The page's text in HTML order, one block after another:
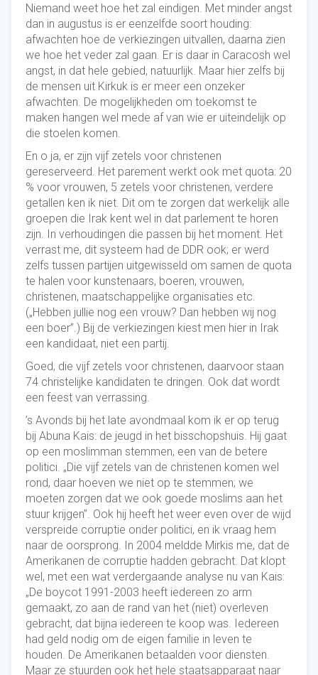
Niemand weet hoe het zal eindigen. Met minder angst
dan in augustus is er eenzelfde soort houding:
afwachten hoe de verkiezingen uitvallen, daarna zien
we hoe het veder zal gaan. Er is daar in Caracosh wel
angst, in dat hele gebied, natuurlijk. Maar hier zelfs bij
de mensen uit Kirkuk is er meer een onzeker
afwachten. De mogelijkheden om toekomst te
maken hangen wel mede af van wie er uiteindelijk op
die stoelen komen.
En o ja, er zijn vijf zetels voor christenen
gereserveerd. Het parement werkt ook met quota: 20
% voor vrouwen, 5 zetels voor christenen, verdere
getallen ken ik niet. Dit om te zorgen dat werkelijk alle
groepen die Irak kent wel in dat parlement te horen
zijn. In verhoudingen die passen bij het moment. Het
verrast me, dit systeem had de DDR ook; er werd
zelfs tussen partijen uitgewisseld om samen de quota
te halen voor kunstenaars, boeren, vrouwen,
christenen, maatschappelijke organisaties etc.
(„Hebben jullie nog een vrouw? Dan hebben wij nog
een boer”.) Bij de verkiezingen kiest men hier in Irak
een kandidaat, niet een partij.
Goed, die vijf zetels voor christenen, daarvoor staan
74 christelijke kandidaten te dringen. Ook dat wordt
een feest van verrassing.
’s Avonds bij het late avondmaal kom ik er op terug
bij Abuna Kais: de jeugd in het bisschopshuis. Hij gaat
op een moslimman stemmen, een van de betere
politici. „Die vijf zetels van de christenen komen wel
rond, daar hoeven we niet op te stemmen; we
moeten zorgen dat we ook goede moslims aan het
stuur krijgen”. Ook hij heeft het weer even over de wijd
verspreide corruptie onder politici, en ik vraag hem
naar de oorsprong. In 2004 meldde Mirkis me, dat de
Amerikanen de corruptie hadden gebracht. Dat klopt
wel, met een wat verdergaande analyse nu van Kais:
„De boycot 1991-2003 heeft iedereen zo arm
gemaakt, zo aan de rand van het (niet) overleven
gebracht, dat bijna iedereen te koop was. Iedereen
had geld nodig om de eigen familie in leven te
houden. De Amerikanen betaalden voor diensten.
Maar ze stuurden ook het hele staatsapparaat naar